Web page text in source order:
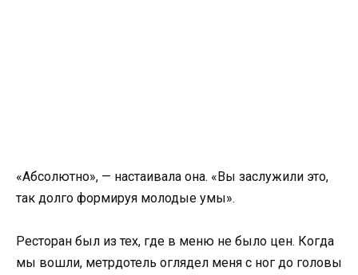
«Абсолютно», — настаивала она. «Вы заслужили это,
так долго формируя молодые умы».
Ресторан был из тех, где в меню не было цен. Когда
мы вошли, метрдотель оглядел меня с ног до головы